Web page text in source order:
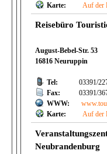
Karte:
Auf der
Reisebüro
August-Bebel-Str. 53
16816 Neuruppin
Tel:
03391/
Fax:
03391/
WWW:
Karte:
Auf der
Neubrandenburg